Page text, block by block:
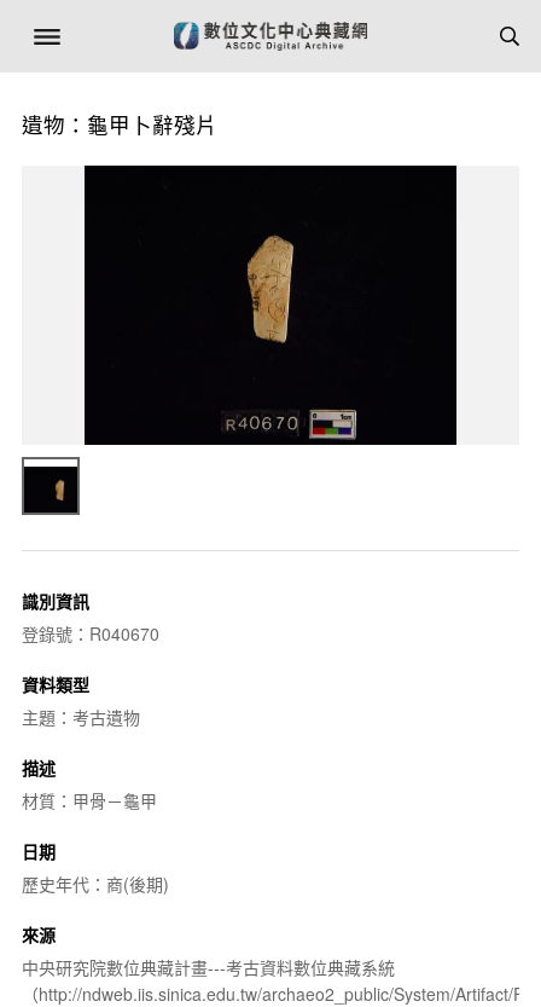
遺物：龜甲卜辭殘片
識別資訊
登錄號：R040670
資料類型
主題：考古遺物
描述
材質：甲骨－龜甲
日期
歷史年代：商(後期)
來源
中央研究院數位典藏計畫---考古資料數位典藏系統
（http://ndweb.iis.sinica.edu.tw/archaeo2_public/System/Artifact/